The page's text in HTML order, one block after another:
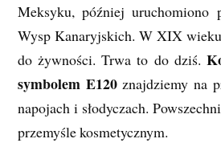
Meksyku, później uruchomiono
Wysp Kanaryjskich. W XIX
do żywności. Trwa to do dziś.
symbolem E120znajdziemy na
napojach i słodyczach.
przemyśle kosmetycznym.